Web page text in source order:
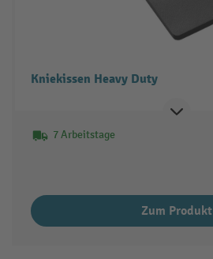
Kniekissen Heavy Duty
7 Arbeitstage
Zum Produkt